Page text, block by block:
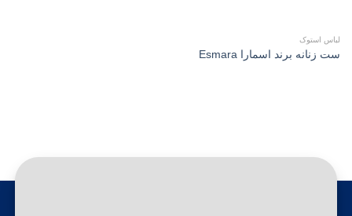
لباس استوک
ست زنانه برند اسمارا Esmara